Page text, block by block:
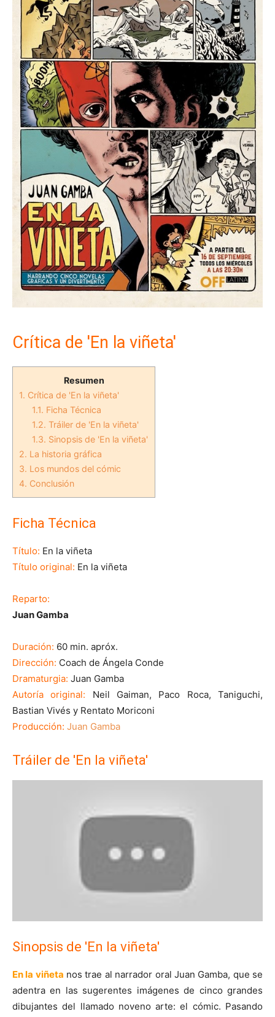
Crítica de 'En la viñeta'
Resumen
1. Crítica de 'En la viñeta'
1.1. Ficha Técnica
1.2. Tráiler de 'En la viñeta'
1.3. Sinopsis de 'En la viñeta'
2. La historia gráfica
3. Los mundos del cómic
4. Conclusión
Ficha Técnica
Título: En la viñeta
Título original: En la viñeta
Reparto:
Juan Gamba
Duración: 60 min. apróx.
Dirección: Coach de Ángela Conde
Dramaturgia: Juan Gamba
Autoría original: Neil Gaiman, Paco Roca, Taniguchi,
Bastian Vivés y Rentato Moriconi
Producción: Juan Gamba
Tráiler de 'En la viñeta'
Sinopsis de 'En la viñeta'
En la viñeta nos trae al narrador oral Juan Gamba, que se
adentra en las sugerentes imágenes de cinco grandes
dibujantes del llamado noveno arte: el cómic. Pasando